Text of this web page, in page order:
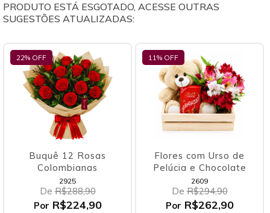
PRODUTO ESTÁ ESGOTADO, ACESSE OUTRAS
SUGESTÕES ATUALIZADAS:
22% OFF
Buquê 12 Rosas
Colombianas
2925
De R$288,90
Por R$224,90
11% OFF
Flores com Urso de
Pelúcia e Chocolate
2609
De R$294,90
Por R$262,90